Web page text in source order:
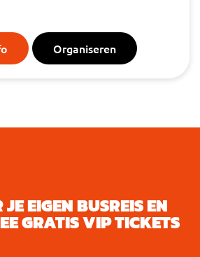
Organiseren
EIGEN BUSREIS EN
GRATIS VIP TICKETS